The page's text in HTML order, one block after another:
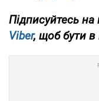
Підписуйтесь на
Viber, щоб бути в